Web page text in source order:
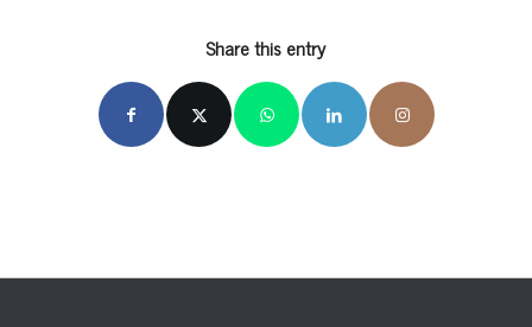
Share this entry